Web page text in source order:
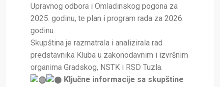
Upravnog odbora i Omladinskog pogona za
2025. godinu, te plan i program rada za 2026.
godinu.
Skupština je razmatrala i analizirala rad
predstavnika Kluba u zakonodavnim i izvršnim
organima Gradskog, NSTK i RSD Tuzla.
Ključne informacije sa skupštine